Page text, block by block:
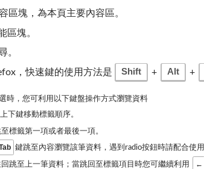
區塊，為本頁主要內容區。
區塊。
。
，快速鍵的使用方法是 Shift + Alt +
時，您可利用以下鍵盤操作方式瀏覽資料
下鍵移動標籤順序。
至標籤第一項或者最後一項。
鍵跳至內容瀏覽該筆資料，遇到radio按鈕時請配合使用
回跳至上一筆資料；當跳回至標籤項目時您可繼續利用 ←